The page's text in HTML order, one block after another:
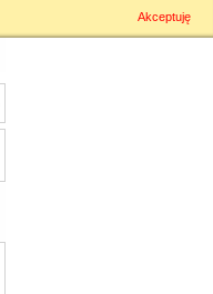
Akceptuję